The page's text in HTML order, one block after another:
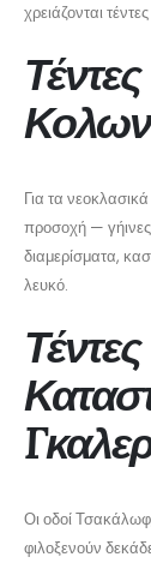
χρειάζονται
Για τα νεοκλασικά
προσοχή —
διαμερίσματα,
λευκό.
Οι οδοί
φιλοξενούν